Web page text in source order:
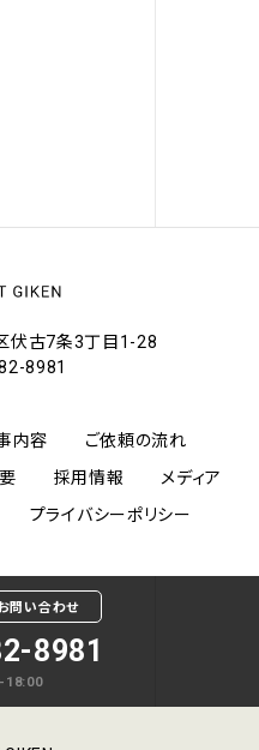
伏古7条3丁目1-28
8981
内容
ご依頼の流れ
採用情報
メディア
プライバシーポリシー
問い合わせ
8981
18:00